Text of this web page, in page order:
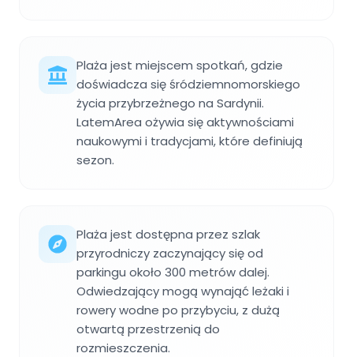
Plaża jest miejscem spotkań, gdzie
doświadcza się śródziemnomorskiego
życia przybrzeżnego na Sardynii.
LatemArea ożywia się aktywnościami
naukowymi i tradycjami, które definiują
sezon.
Plaża jest dostępna przez szlak
przyrodniczy zaczynający się od
parkingu około 300 metrów dalej.
Odwiedzający mogą wynająć leżaki i
rowery wodne po przybyciu, z dużą
otwartą przestrzenią do
rozmieszczenia.